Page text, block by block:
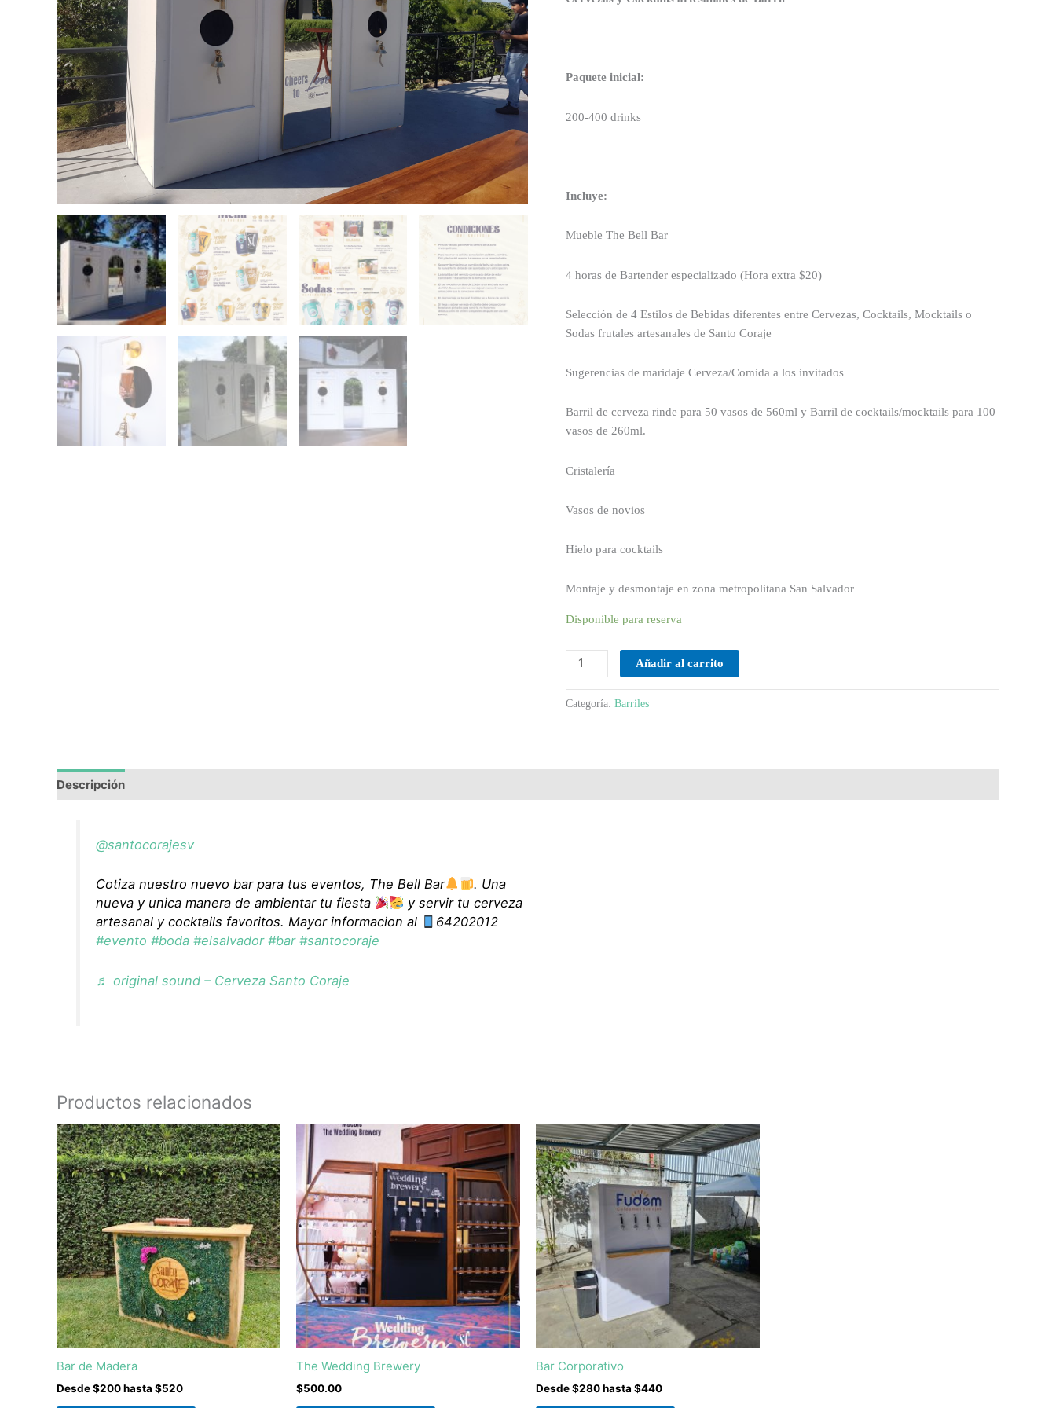
Paquete inicial:
200-400 drinks
Incluye:
Mueble The Bell Bar
4 horas de Bartender especializado (Hora extra $20)
Selección de 4 Estilos de Bebidas diferentes entre Cervezas, Cocktails, Mocktails o
Sodas frutales artesanales de Santo Coraje
Sugerencias de maridaje Cerveza/Comida a los invitados
Barril de cerveza rinde para 50 vasos de 560ml y Barril de cocktails/mocktails para 100
vasos de 260ml.
Cristalería
Vasos de novios
Hielo para cocktails
Montaje y desmontaje en zona metropolitana San Salvador
Disponible para reserva
Añadir al carrito
Categoría: Barriles
Descripción
@santocorajesv
Cotiza nuestro nuevo bar para tus eventos, The Bell Bar
. Una
nueva y unica manera de ambientar tu fiesta
y servir tu cerveza
artesanal y cocktails favoritos. Mayor informacion al
64202012
#evento #boda #elsalvador #bar #santocoraje
♬ original sound – Cerveza Santo Coraje
Productos relacionados
Bar de Madera
Desde $200 hasta $520
The Wedding Brewery
$500.00
Bar Corporativo
Desde $280 hasta $440